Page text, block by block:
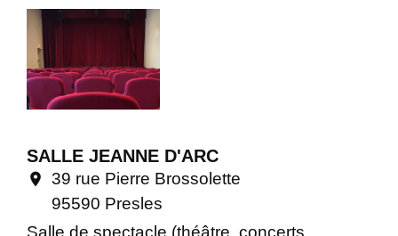
SALLE JEANNE D'ARC
location_on 39 rue Pierre Brossolette
95590 Presles
Salle de spectacle (théâtre, concerts,